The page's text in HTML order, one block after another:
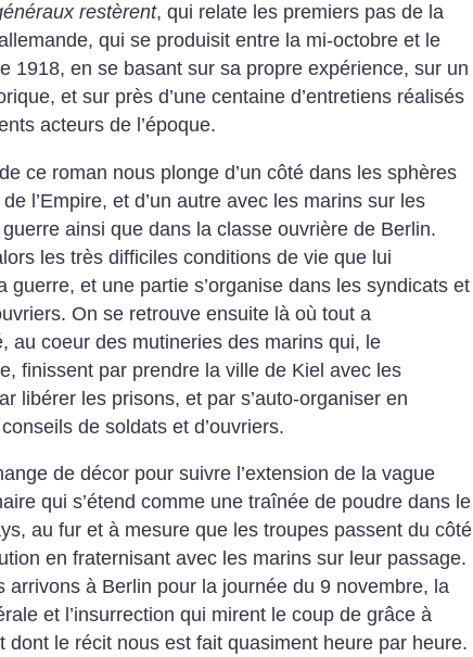
restèrent, qui relate les premiers pas de la
qui se produisit entre la mi-octobre et le
1918, en se basant sur sa propre expérience, sur un
et sur près d’une centaine d’entretiens réalisés
acteurs de l’époque.
ce roman nous plonge d’un côté dans les sphères
l’Empire, et d’un autre avec les marins sur les
ainsi que dans la classe ouvrière de Berlin.
les très difficiles conditions de vie que lui
guerre, et une partie s’organise dans les syndicats et
On se retrouve ensuite là où tout a
au coeur des mutineries des marins qui, le
finissent par prendre la ville de Kiel avec les
libérer les prisons, et par s’auto-organiser en
de soldats et d’ouvriers.
de décor pour suivre l’extension de la vague
qui s’étend comme une traînée de poudre dans le
au fur et à mesure que les troupes passent du côté
en fraternisant avec les marins sur leur passage.
arrivons à Berlin pour la journée du 9 novembre, la
et l’insurrection qui mirent le coup de grâce à
dont le récit nous est fait quasiment heure par heure.